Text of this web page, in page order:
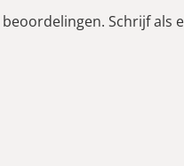
Schrijf als